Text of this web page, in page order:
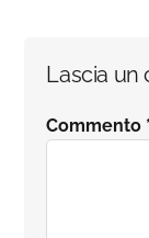
del
Lascia un
Commento